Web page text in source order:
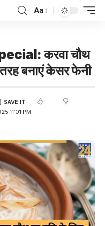
Aa
करवा चौथ
बनाएं केसर फेनी
11:01 PM